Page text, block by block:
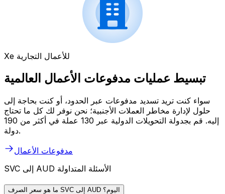
Xe للأعمال التجارية
تبسيط عمليات مدفوعات الأعمال العالمية
سواء كنت تريد تسديد مدفوعات عبر الحدود، أو كنت بحاجة إلى
حلول لإدارة مخاطر العملات الأجنبية؛ نحن نوفر لك كل ما تحتاج
إليه. قم بجدولة التحويلات الدولية عبر 130 عملة في أكثر من 190
دولة.
مدفوعات الأعمال
SVC إلى AUD الأسئلة المتداولة
ما هو سعر الصرف SVC إلى AUD اليوم؟